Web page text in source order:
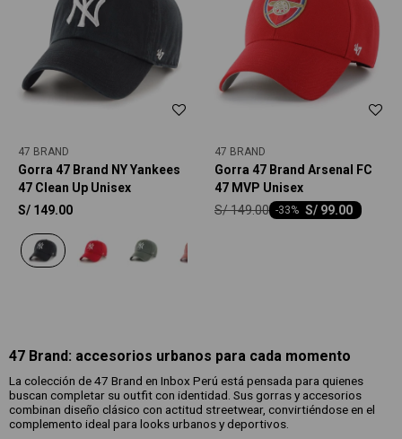
47 BRAND
Gorra 47 Brand NY Yankees
47 Clean Up Unisex
S/ 149.00
47 BRAND
Gorra 47 Brand Arsenal FC
47 MVP Unisex
S/ 99.00
-33
S/149.00
47 Brand: accesorios urbanos para cada momento
La colección de 47 Brand en Inbox Perú está pensada para quienes
buscan completar su outfit con identidad. Sus gorras y accesorios
combinan diseño clásico con actitud streetwear, convirtiéndose en el
complemento ideal para looks urbanos y deportivos.